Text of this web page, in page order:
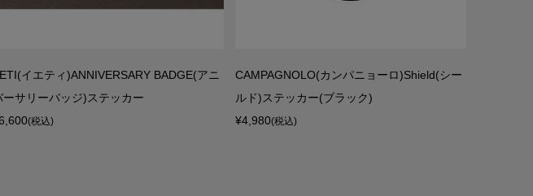
イエティ)ANNIVERSARY BADGE(アニ
ーサリーバッジ)ステッカー
(税込)
CAMPAGNOLO(カンパニョーロ)Shield(シー
ルド)ステッカー(ブラック)
¥4,980(税込)